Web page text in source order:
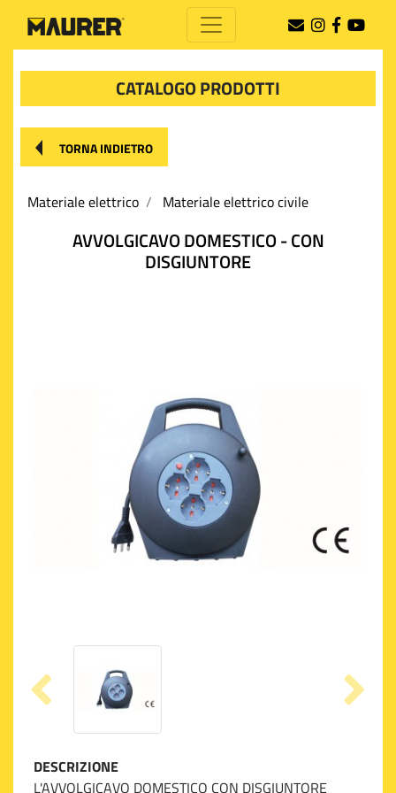
CATALOGO PRODOTTI
TORNA INDIETRO
Materiale elettrico Materiale elettrico civile
AVVOLGICAVO DOMESTICO - CON
DISGIUNTORE
DESCRIZIONE
L'AVVOLGICAVO DOMESTICO CON DISGIUNTORE